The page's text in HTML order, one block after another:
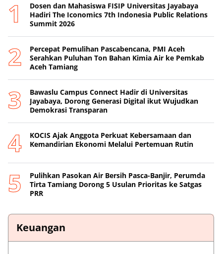
Dosen dan Mahasiswa FISIP Universitas Jayabaya
Hadiri The Iconomics 7th Indonesia Public Relations
Summit 2026
Percepat Pemulihan Pascabencana, PMI Aceh
Serahkan Puluhan Ton Bahan Kimia Air ke Pemkab
Aceh Tamiang
Bawaslu Campus Connect Hadir di Universitas
Jayabaya, Dorong Generasi Digital ikut Wujudkan
Demokrasi Transparan
KOCIS Ajak Anggota Perkuat Kebersamaan dan
Kemandirian Ekonomi Melalui Pertemuan Rutin
Pulihkan Pasokan Air Bersih Pasca-Banjir, Perumda
Tirta Tamiang Dorong 5 Usulan Prioritas ke Satgas
PRR
Keuangan